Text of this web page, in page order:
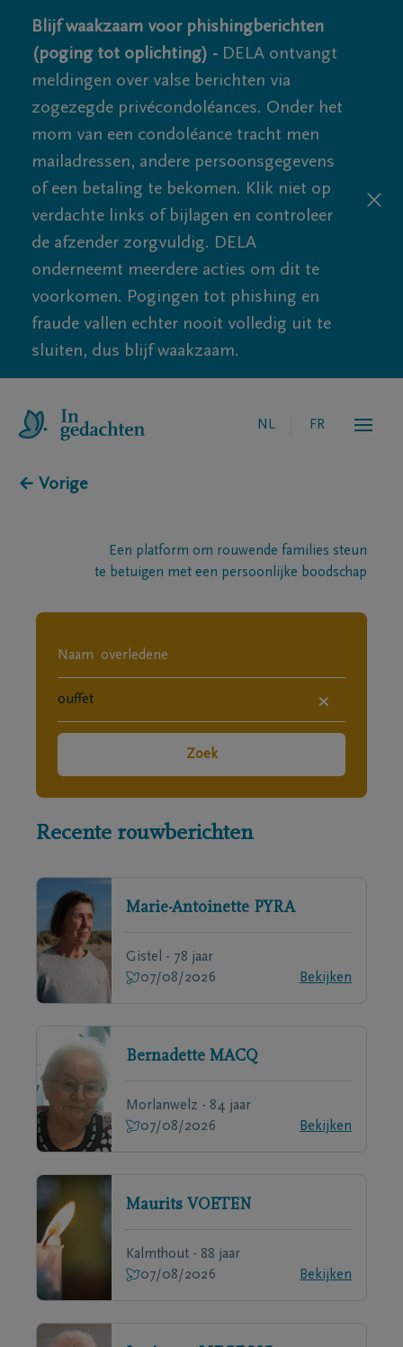
Blijf waakzaam voor phishingberichten
(poging tot oplichting) - DELA ontvangt
meldingen over valse berichten via
zogezegde privécondoléances. Onder het
mom van een condoléance tracht men
mailadressen, andere persoonsgegevens
of een betaling te bekomen. Klik niet op
verdachte links of bijlagen en controleer
de afzender zorgvuldig. DELA
onderneemt meerdere acties om dit te
voorkomen. Pogingen tot phishing en
fraude vallen echter nooit volledig uit te
sluiten, dus blijf waakzaam.
NL FR
← Vorige
Een platform om rouwende families steun
te betuigen met een persoonlijke boodschap
×
Zoek
Recente rouwberichten
Marie-Antoinette PYRA
Gistel - 78 jaar
07/08/2026
Bekijken
Bernadette MACQ
Morlanwelz - 84 jaar
07/08/2026
Bekijken
Maurits VOETEN
Kalmthout - 88 jaar
07/08/2026
Bekijken